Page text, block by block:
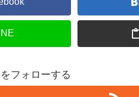
フォローする